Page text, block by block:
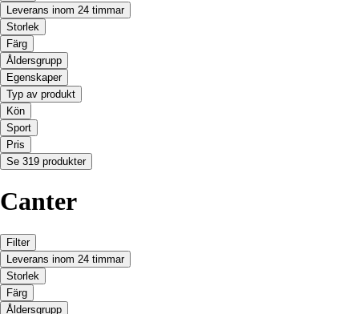
Leverans inom 24 timmar
Storlek
Färg
Åldersgrupp
Egenskaper
Typ av produkt
Kön
Sport
Pris
Se 319 produkter
Canter
Filter
Leverans inom 24 timmar
Storlek
Färg
Åldersgrupp